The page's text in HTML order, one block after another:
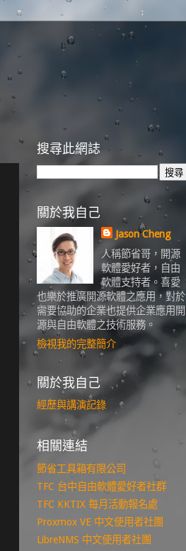
搜尋此網誌
關於我自己
Jason Cheng
人稱節省哥，開源
軟體愛好者，自由
軟體支持者。喜愛
也樂於推廣開源軟體之應用，對於
需要協助的企業也提供企業應用開
源與自由軟體之技術服務。
檢視我的完整簡介
關於我自己
經歷與講演記錄
相關連結
節省工具箱有限公司
TFC 台中自由軟體愛好者社群
TFC KKTIX 每月活動報名處
Proxmox VE 中文使用者社團
LibreNMS 中文使用者社團